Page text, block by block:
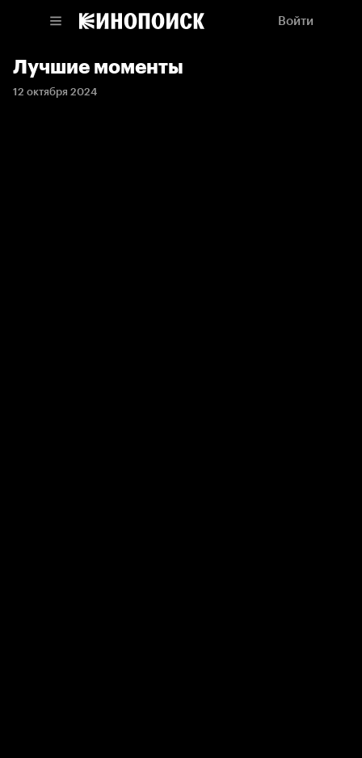
Войти
Лучшие моменты
12 октября 2024